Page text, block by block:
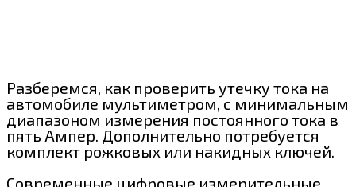
Разберемся, как проверить утечку тока на
автомобиле мультиметром, с минимальным
диапазоном измерения постоянного тока в
пять Ампер. Дополнительно потребуется
комплект рожковых или накидных ключей.
Современные цифровые измерительные